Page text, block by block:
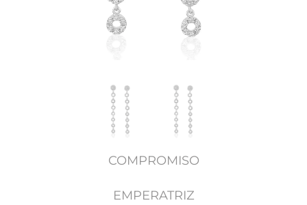
COMPROMISO
EMPERATRIZ